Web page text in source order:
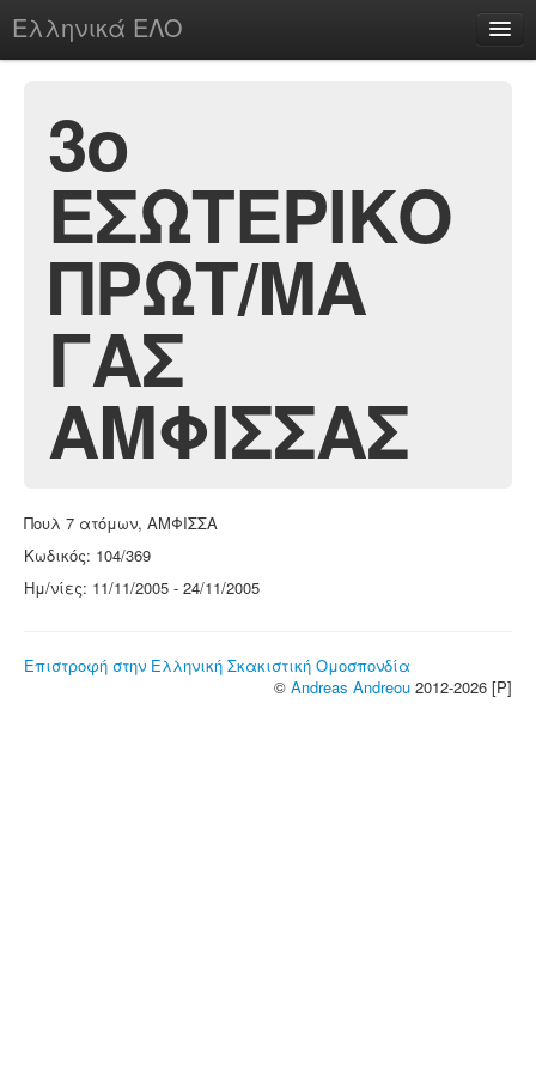
Ελληνικά ΕΛΟ
chesstu.be @ discord
Login
3ο
ΕΣΩΤΕΡΙΚΟ
ΠΡΩΤ/ΜΑ
ΓΑΣ
ΑΜΦΙΣΣΑΣ
Πουλ 7 ατόμων, ΑΜΦΙΣΣΑ
Κωδικός: 104/369
Ημ/νίες: 11/11/2005 - 24/11/2005
Επιστροφή στην Ελληνική Σκακιστική Ομοσπονδία
© Andreas Andreou 2012-2026 [P]